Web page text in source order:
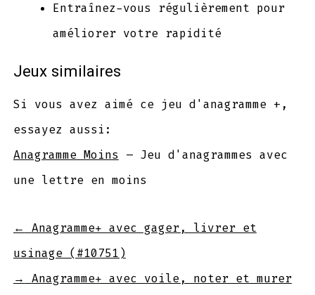
Entraînez-vous régulièrement pour
améliorer votre rapidité
Jeux similaires
Si vous avez aimé ce jeu d'anagramme +,
essayez aussi:
Anagramme Moins – Jeu d'anagrammes avec
une lettre en moins
←
Anagramme+ avec gager, livrer et
usinage (#10751)
→
Anagramme+ avec voile, noter et murer